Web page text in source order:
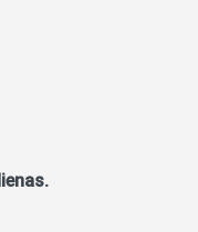
Rosa 125ml blizgus